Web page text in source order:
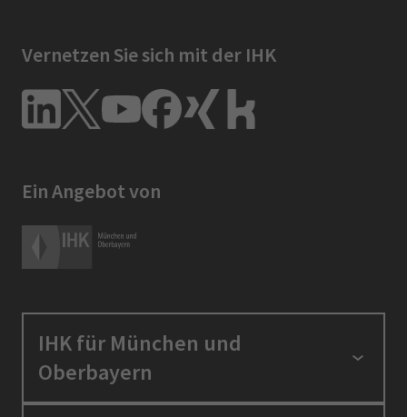
Vernetzen Sie sich mit der IHK
Ein Angebot von
IHK für München und
Oberbayern